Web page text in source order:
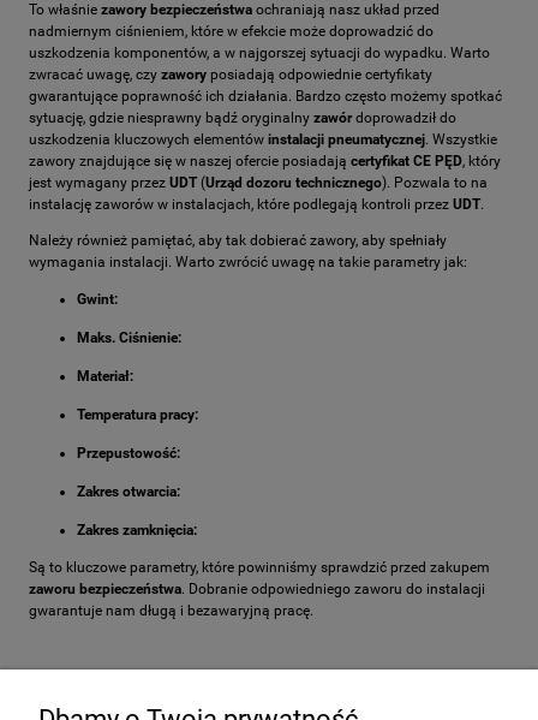
To właśnie zawory bezpieczeństwa ochraniają nasz układ przed
nadmiernym ciśnieniem, które w efekcie może doprowadzić do
uszkodzenia komponentów, a w najgorszej sytuacji do wypadku. Warto
zwracać uwagę, czy zawory posiadają odpowiednie certyfikaty
gwarantujące poprawność ich działania. Bardzo często możemy spotkać
sytuację, gdzie niesprawny bądź oryginalny zawórdoprowadził do
uszkodzenia kluczowych elementów instalacji pneumatycznej. Wszystkie
zawory znajdujące się w naszej ofercie posiadają certyfikat CE PĘD, który
jest wymagany przez UDT(Urząd dozoru technicznego). Pozwala to na
instalację zaworów w instalacjach, które podlegają kontroli przez UDT.
Należy również pamiętać, aby tak dobierać zawory, aby spełniały
wymagania instalacji. Warto zwrócić uwagę na takie parametry jak:
Gwint:
Maks. Ciśnienie:
Materiał:
Temperatura pracy:
Przepustowość:
Zakres otwarcia:
Zakres zamknięcia:
Są to kluczowe parametry, które powinniśmy sprawdzić przed zakupem
zaworu bezpieczeństwa. Dobranie odpowiedniego zaworu do instalacji
gwarantuje nam długą i bezawaryjną pracę.